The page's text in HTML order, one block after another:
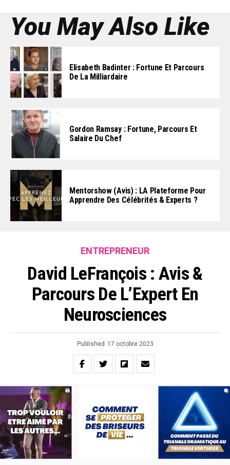
You May Also Like
Elisabeth Badinter : Fortune Et Parcours
De La Milliardaire
Gordon Ramsay : Fortune, Parcours Et
Salaire Du Chef
Mentorshow (Avis) : LA Plateforme Pour
Apprendre Des Célébrités & Experts ?
ENTREPRENEUR
David LeFrançois : Avis &
Parcours De L’Expert En
Neurosciences
Published 17 octobre 2023